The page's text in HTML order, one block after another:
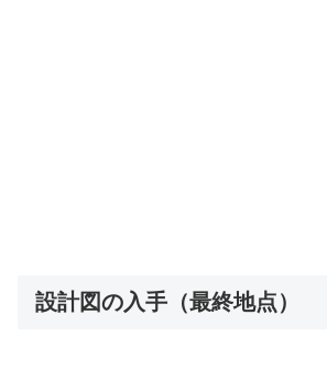
設計図の入手（最終地点）